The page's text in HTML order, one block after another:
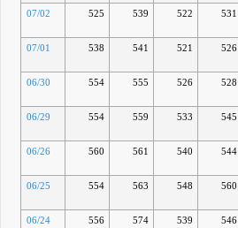
07/02 525 539 522 531
07/01 538 541 521 526
06/30 554 555 526 528
06/29 554 559 533 545
06/26 560 561 540 544
06/25 554 563 548 560
06/24 556 574 539 546